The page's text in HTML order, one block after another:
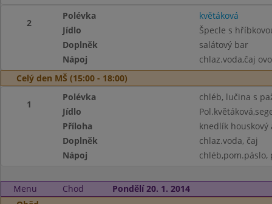
2
Polévka
květáková
Jídlo
Špecle s
Doplněk
salátový bar
Nápoj
chlaz.voda,čaj
Celý den MŠ (15:00 - 18:00)
1
Polévka
chléb, lučina s
Jídlo
Příloha
knedlík houskový
Doplněk
chlaz.voda, čaj
Nápoj
chléb,pom.páslo,
Menu Chod
Pondělí 20. 1. 2014